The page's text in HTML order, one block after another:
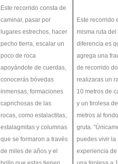
Este recorrido consta de
caminar, pasar por
lugares estrechos, hacer
pecho tierra, escalar un
poco de roca
apoyándote de cuerdas,
conocerás bóvedas
inmensas, formaciones
caprichosas de las
rocas, como estalactitas,
estalagmitas y columnas
que se formaron a través
de miles de años y el
Este recorrido
misma ruta
diferencia es
agrega una
de recorrido
realizaras un
10 metros de
y un tirolesa
metros al
gruta.
puedes vivir la
experiencia de